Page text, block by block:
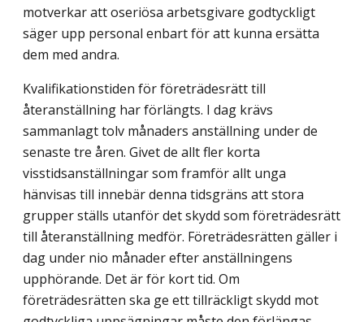
motverkar att oseriösa arbetsgivare godtyckligt
säger upp personal enbart för att kunna ersätta
dem med andra.
Kvalifikationstiden för företrädesrätt till
återanställning har förlängts. I dag krävs
sammanlagt tolv månaders anställning under de
senaste tre åren. Givet de allt fler korta
visstidsanställningar som framför allt unga
hänvisas till innebär denna tidsgräns att stora
grupper ställs utanför det skydd som företrädesrätt
till återanställning medför. Företrädesrätten gäller i
dag under nio månader efter anställningens
upphörande. Det är för kort tid. Om
företrädesrätten ska ge ett tillräckligt skydd mot